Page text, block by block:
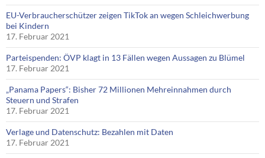
EU-Verbraucherschützer zeigen TikTok an wegen Schleichwerbung
bei Kindern
17. Februar 2021
Parteispenden: ÖVP klagt in 13 Fällen wegen Aussagen zu Blümel
17. Februar 2021
„Panama Papers“: Bisher 72 Millionen Mehreinnahmen durch
Steuern und Strafen
17. Februar 2021
Verlage und Datenschutz: Bezahlen mit Daten
17. Februar 2021